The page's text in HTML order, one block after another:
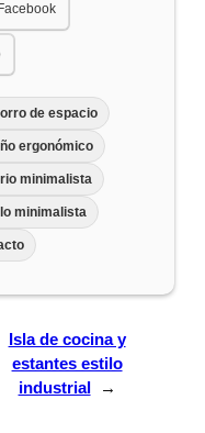
Facebook
de espacio
ergonómico
minimalista
minimalista
Isla de cocina y
estantes estilo
industrial
→